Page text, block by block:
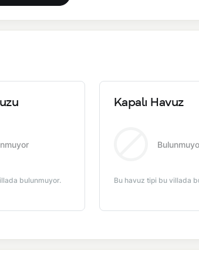
evcil hayvan kabul edilebilmektedir. Ev sahibi
bulunmuyor.
Kapalı Havuz
Bu havuz tipi bu villada